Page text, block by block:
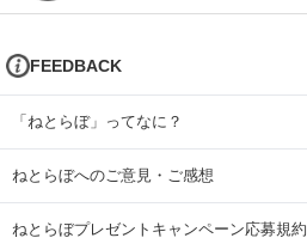
FEEDBACK
「ねとらぼ」ってなに？
ねとらぼへのご意見・ご感想
ねとらぼプレゼントキャンペーン応募規約